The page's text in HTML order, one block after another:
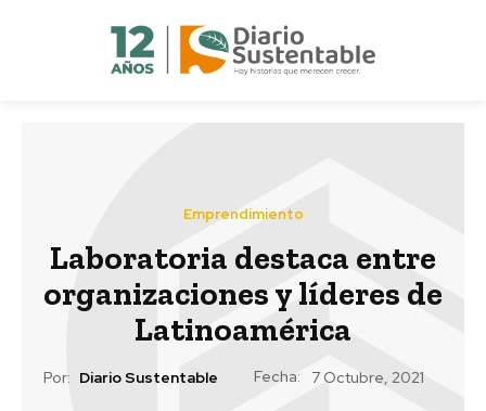
Emprendimiento
Laboratoria destaca entre
organizaciones y líderes de
Latinoamérica
Por: Diario Sustentable Fecha: 7 Octubre, 2021